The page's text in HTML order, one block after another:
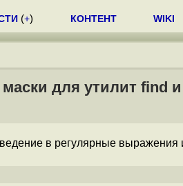
(+) КОНТЕНТ WIKI
для утилит find
в регулярные выражения